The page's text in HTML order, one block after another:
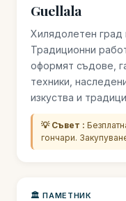
Guellala
Хилядолетен град
Традиционни
оформят съдове,
техники,
изкуства и
💡 Съвет :
гончари.
🏛️ ПАМЕТНИК